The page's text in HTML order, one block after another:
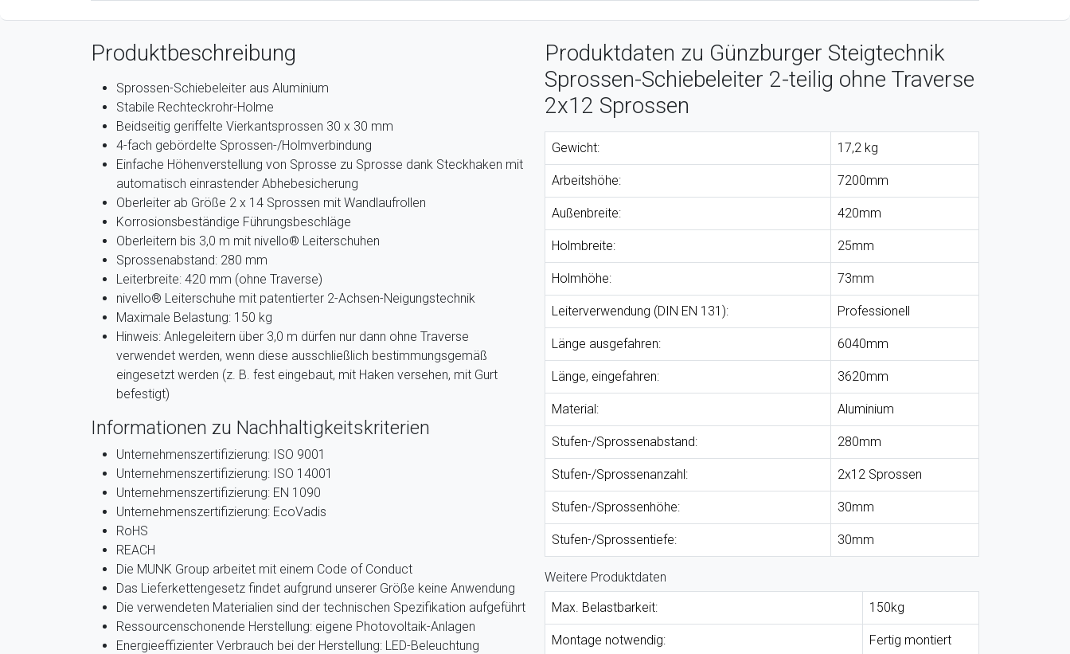
Produktbeschreibung
Sprossen-Schiebeleiter aus Aluminium
Stabile Rechteckrohr-Holme
Beidseitig geriffelte Vierkantsprossen 30 x 30 mm
4-fach gebördelte Sprossen-/Holmverbindung
Einfache Höhenverstellung von Sprosse zu Sprosse dank Steckhaken mit
automatisch einrastender Abhebesicherung
Oberleiter ab Größe 2 x 14 Sprossen mit Wandlaufrollen
Korrosionsbeständige Führungsbeschläge
Oberleitern bis 3,0 m mit nivello® Leiterschuhen
Sprossenabstand: 280 mm
Leiterbreite: 420 mm (ohne Traverse)
nivello® Leiterschuhe mit patentierter 2-Achsen-Neigungstechnik
Maximale Belastung: 150 kg
Hinweis: Anlegeleitern über 3,0 m dürfen nur dann ohne Traverse
verwendet werden, wenn diese ausschließlich bestimmungsgemäß
eingesetzt werden (z. B. fest eingebaut, mit Haken versehen, mit Gurt
befestigt)
Informationen zu Nachhaltigkeitskriterien
Unternehmenszertifizierung: ISO 9001
Unternehmenszertifizierung: ISO 14001
Unternehmenszertifizierung: EN 1090
Unternehmenszertifizierung: EcoVadis
RoHS
REACH
Die MUNK Group arbeitet mit einem Code of Conduct
Das Lieferkettengesetz findet aufgrund unserer Größe keine Anwendung
Die verwendeten Materialien sind der technischen Spezifikation aufgeführt
Ressourcenschonende Herstellung: eigene Photovoltaik-Anlagen
Energieeffizienter Verbrauch bei der Herstellung: LED-Beleuchtung
Produktdaten zu Günzburger Steigtechnik
Sprossen-Schiebeleiter 2-teilig ohne Traverse
2x12 Sprossen
Gewicht: 17,2 kg
Arbeitshöhe: 7200mm
Außenbreite: 420mm
Holmbreite: 25mm
Holmhöhe: 73mm
Leiterverwendung (DIN EN 131): Professionell
Länge ausgefahren: 6040mm
Länge, eingefahren: 3620mm
Material: Aluminium
Stufen-/Sprossenabstand: 280mm
Stufen-/Sprossenanzahl: 2x12 Sprossen
Stufen-/Sprossenhöhe: 30mm
Stufen-/Sprossentiefe: 30mm
Weitere Produktdaten
Max. Belastbarkeit:
150kg
Montage notwendig: Fertig montiert